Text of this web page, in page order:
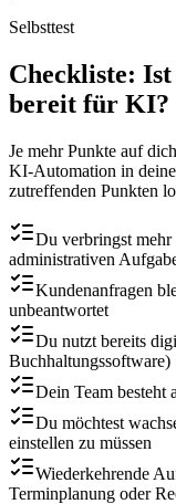
Selbsttest
Checkliste:
bereit für KI?
Je mehr Punkte auf
KI-Automation in
zutreffenden Punkten
Du verbringst mehr
administrativen
Kundenanfragen
unbeantwortet
Du nutzt bereits
Buchhaltungssoftware)
Dein Team besteht
Du möchtest
einstellen zu müssen
Wiederkehrende
Terminplanung oder